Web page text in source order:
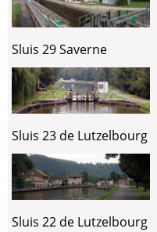
Sluis 29 Saverne
Sluis 23 de Lutzelbourg
Sluis 22 de Lutzelbourg